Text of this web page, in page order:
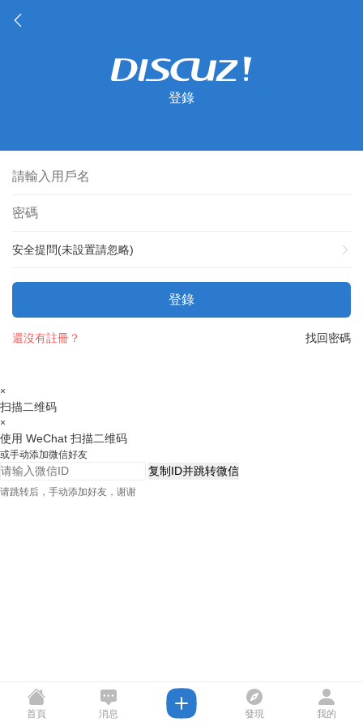
登錄
安全提問(未設置請忽略)
登錄
找回密碼
還沒有註冊？
×
扫描二维码
×
使用 WeChat 扫描二维码
或手动添加微信好友
复制ID并跳转微信
请跳转后，手动添加好友，谢谢
首頁 消息 發現 我的